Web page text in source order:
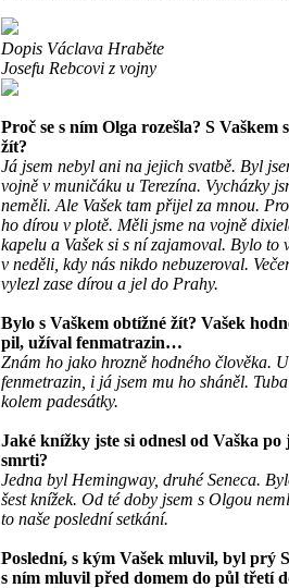
Dopis Václava Hraběte
Josefu Rebcovi z vojny
Proč se s ním Olga rozešla? S Vaškem
žít?
Já jsem nebyl ani na jejich svatbě. Byl
vojně v muničáku u Terezína. Vycházky
neměli. Ale Vašek tam přijel za mnou.
ho dírou v plotě. Měli jsme na vojně
kapelu a Vašek si s ní zajamoval. Bylo to
v neděli, kdy nás nikdo nebuzeroval.
vylezl zase dírou a jel do Prahy.
Bylo s Vaškem obtížné žít? Vašek
pil, užíval fenmatrazin…
Znám ho jako hrozně hodného člověka.
fenmetrazin, i já jsem mu ho sháněl.
kolem padesátky.
Jaké knížky jste si odnesl od Vaška po
smrti?
Jedna byl Hemingway, druhé Seneca.
šest knížek. Od té doby jsem s Olgou
to naše poslední setkání.
Poslední, s kým Vašek mluvil, byl prý
s ním mluvil před domem do půl třetí